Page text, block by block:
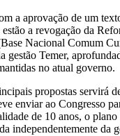
a aprovação de um
a revogação da
Nacional Comum
gestão Temer,
no atual governo.
propostas servirá
enviar ao Congresso
de 10 anos, o plano
independentemente da